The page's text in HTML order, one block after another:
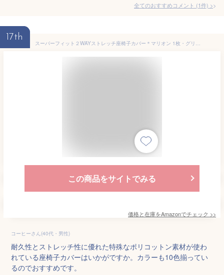
全てのおすすめコメント (1件) >
17th
スーパーフィット２WAYストレッチ座椅子カバー＊マリオン 1枚・グリーン
この商品をサイトでみる
価格と在庫をAmazonでチェック >>
コーヒーさん(40代・男性)
耐久性とストレッチ性に優れた特殊なポリコットン素材が使わ
れている座椅子カバーはいかがですか。カラーも10色揃ってい
るのでおすすめです。